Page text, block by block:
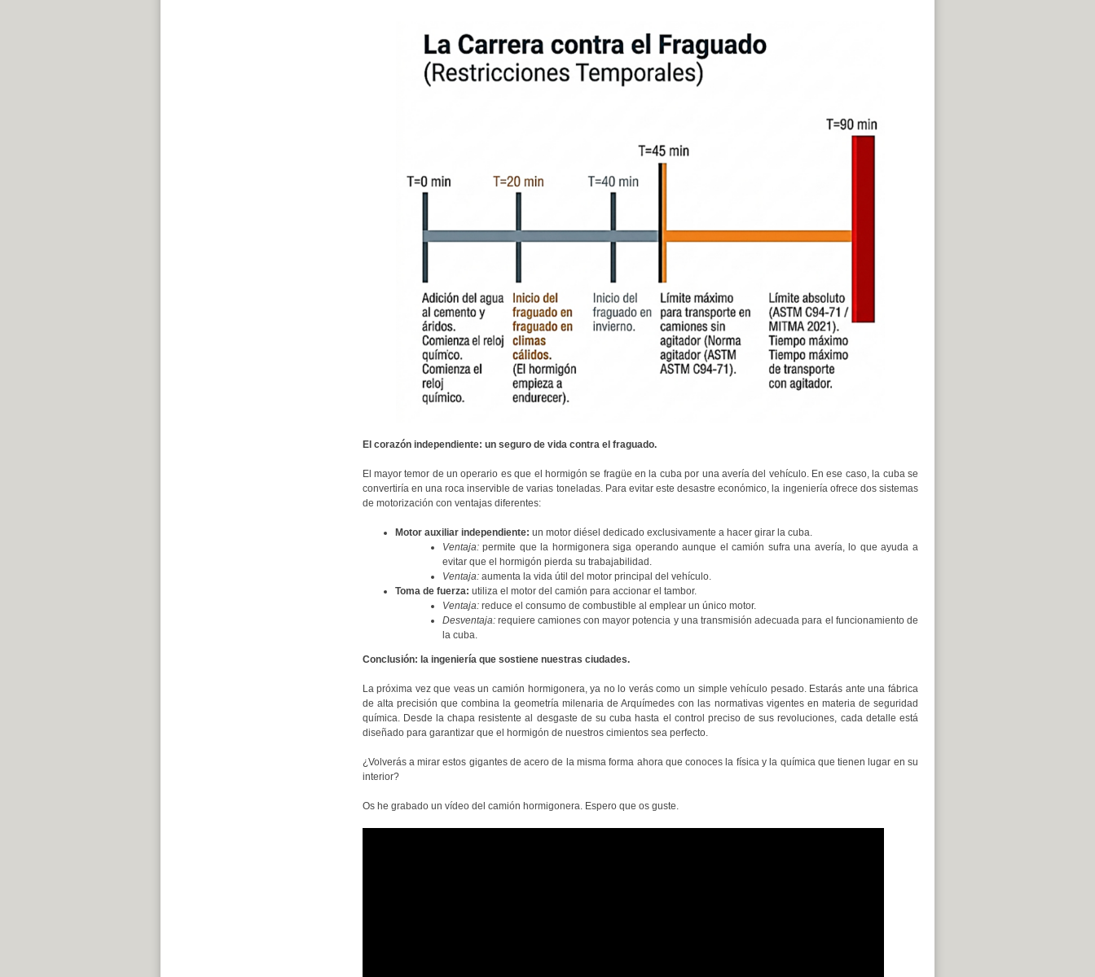
El corazón independiente: un seguro de vida contra el fraguado.
El mayor temor de un operario es que el hormigón se fragüe en la cuba por una avería del vehículo. En ese caso, la cuba se
convertiría en una roca inservible de varias toneladas. Para evitar este desastre económico, la ingeniería ofrece dos sistemas
de motorización con ventajas diferentes:
Motor auxiliar independiente: un motor diésel dedicado exclusivamente a hacer girar la cuba.
Ventaja:permite que la hormigonera siga operando aunque el camión sufra una avería, lo que ayuda a
evitar que el hormigón pierda su trabajabilidad.
Ventaja:aumenta la vida útil del motor principal del vehículo.
Toma de fuerza: utiliza el motor del camión para accionar el tambor.
Ventaja:reduce el consumo de combustible al emplear un único motor.
Desventaja:requiere camiones con mayor potencia y una transmisión adecuada para el funcionamiento de
la cuba.
Conclusión: la ingeniería que sostiene nuestras ciudades.
La próxima vez que veas un camión hormigonera, ya no lo verás como un simple vehículo pesado. Estarás ante una fábrica
de alta precisión que combina la geometría milenaria de Arquímedes con las normativas vigentes en materia de seguridad
química. Desde la chapa resistente al desgaste de su cuba hasta el control preciso de sus revoluciones, cada detalle está
diseñado para garantizar que el hormigón de nuestros cimientos sea perfecto.
¿Volverás a mirar estos gigantes de acero de la misma forma ahora que conoces la física y la química que tienen lugar en su
interior?
Os he grabado un vídeo del camión hormigonera. Espero que os guste.